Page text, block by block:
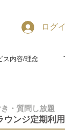
ログ
ス内容/理念
・質問し放題
ウンジ定期利用